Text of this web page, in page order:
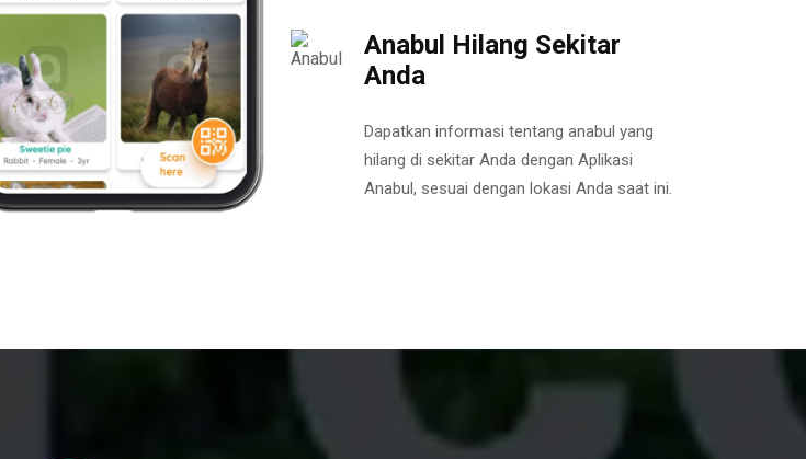
Anabul Hilang Sekitar
Anda
Dapatkan informasi tentang anabul yang
hilang di sekitar Anda dengan Aplikasi
Anabul, sesuai dengan lokasi Anda saat ini.